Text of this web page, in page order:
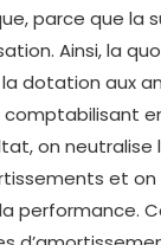
parce que la
Ainsi, la
dotation aux
comptabilisant
on neutralise
et
performance.